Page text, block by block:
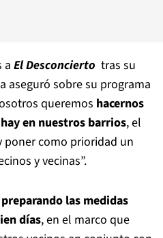
a El Desconcierto tras su
aseguró sobre su programa
queremos hacernos
en nuestros barrios, el
poner como prioridad un
y vecinas”.
las medidas
días, en el marco que